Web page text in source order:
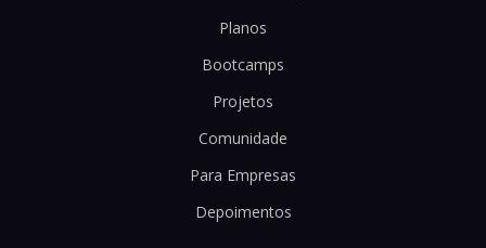
Planos
Bootcamps
Projetos
Comunidade
Para Empresas
Depoimentos